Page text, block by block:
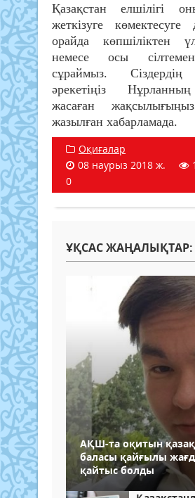
Қазақстан елшілігі
жеткізуге
орайда көпшіліктен
немесе осы
сұраймыз. Сіздердің
әрекетіңіз
жасаған
жазылған хабарламада.
Оқиғалар
08 наурыз 2018 ж.
0
ҰҚСАС ЖАҢАЛЫҚТАР:
АҚШ-та оқитын қазақ
баласы қайғылы
қайтыс болды